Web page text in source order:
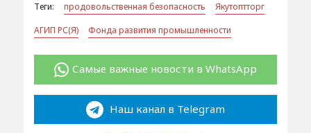
Теги: продовольственная безопасность
Якутоптторг
АГИП РС(Я)
Фонда развития промышленности
Самые важные новости в WhatsApp
Наш канал в Telegram